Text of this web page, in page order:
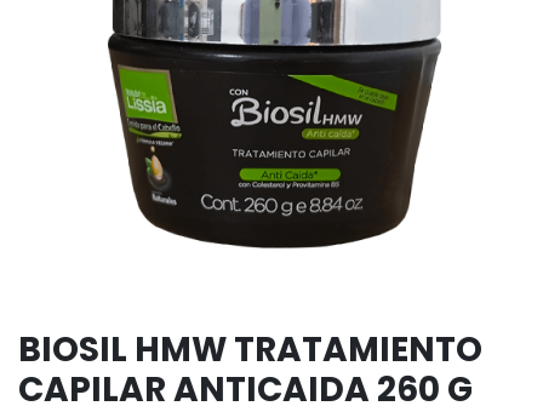
BIOSIL HMW TRATAMIENTO
CAPILAR ANTICAIDA 260 G